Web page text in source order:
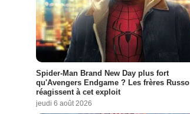
Spider-Man Brand New Day plus fort
qu'Avengers Endgame ? Les frères Russo
réagissent à cet exploit
jeudi 6 août 2026